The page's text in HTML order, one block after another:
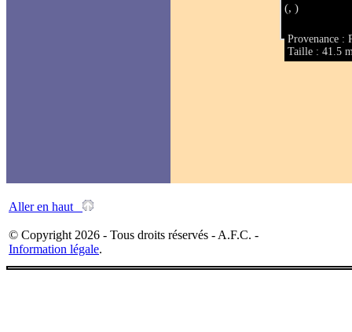
(, )
Provenance :
Taille : 41.5
Aller en haut
© Copyright 2026 - Tous droits réservés - A.F.C. -
Information légale.